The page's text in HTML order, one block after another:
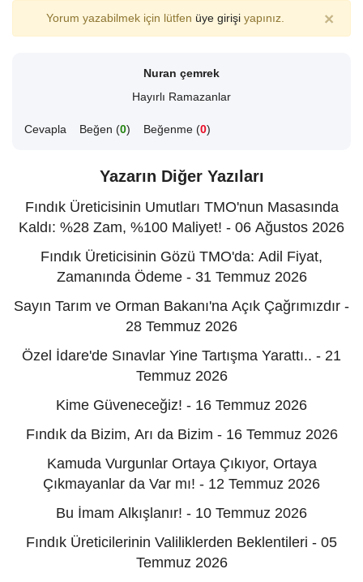
Yorum yazabilmek için lütfen üye girişiyapınız. ×
Nuran çemrek
Hayırlı Ramazanlar
Cevapla Beğen (0) Beğenme (0)
Yazarın Diğer Yazıları
Fındık Üreticisinin Umutları TMO'nun Masasında
Kaldı: %28 Zam, %100 Maliyet! - 06 Ağustos 2026
Fındık Üreticisinin Gözü TMO'da: Adil Fiyat,
Zamanında Ödeme - 31 Temmuz 2026
Sayın Tarım ve Orman Bakanı'na Açık Çağrımızdır -
28 Temmuz 2026
Özel İdare'de Sınavlar Yine Tartışma Yarattı.. - 21
Temmuz 2026
Kime Güveneceğiz! - 16 Temmuz 2026
Fındık da Bizim, Arı da Bizim - 16 Temmuz 2026
Kamuda Vurgunlar Ortaya Çıkıyor, Ortaya
Çıkmayanlar da Var mı! - 12 Temmuz 2026
Bu İmam Alkışlanır! - 10 Temmuz 2026
Fındık Üreticilerinin Valiliklerden Beklentileri - 05
Temmuz 2026